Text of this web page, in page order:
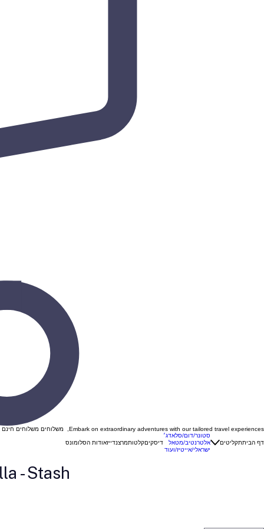
Embark on extraordinary adventures with our tailored travel experiences, משלוחים משלוחים חינם ברכישה מעל 299 ש"ח בהזנת קוד קופון "VINYL "
דף הביתתקליטים
סטונר/דום/סלאדג׳
אלטרנטיב/מטאל
ישראלי/אייטיז/ועוד
דיסקיםקלטותמרצנדייזאודות הסלומונס
- Stash